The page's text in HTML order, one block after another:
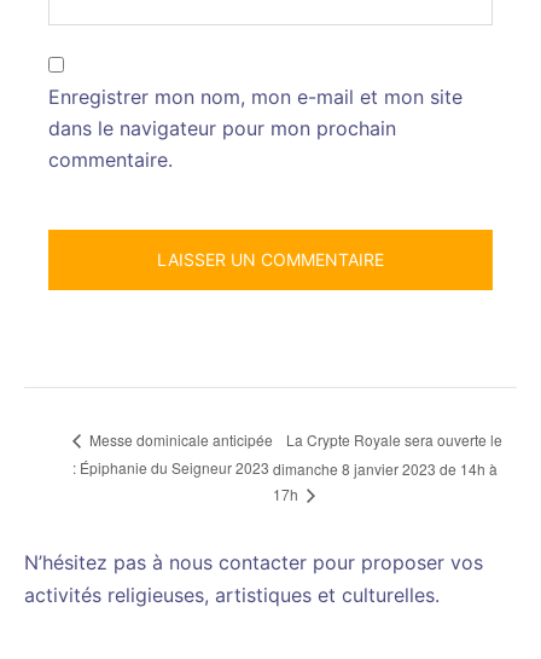
Enregistrer mon nom, mon e-mail et mon site
dans le navigateur pour mon prochain
commentaire.
Messe dominicale anticipée
: Épiphanie du Seigneur 2023
La Crypte Royale sera ouverte le
dimanche 8 janvier 2023 de 14h à
17h
N’hésitez pas à nous contacter pour proposer vos
activités religieuses, artistiques et culturelles.